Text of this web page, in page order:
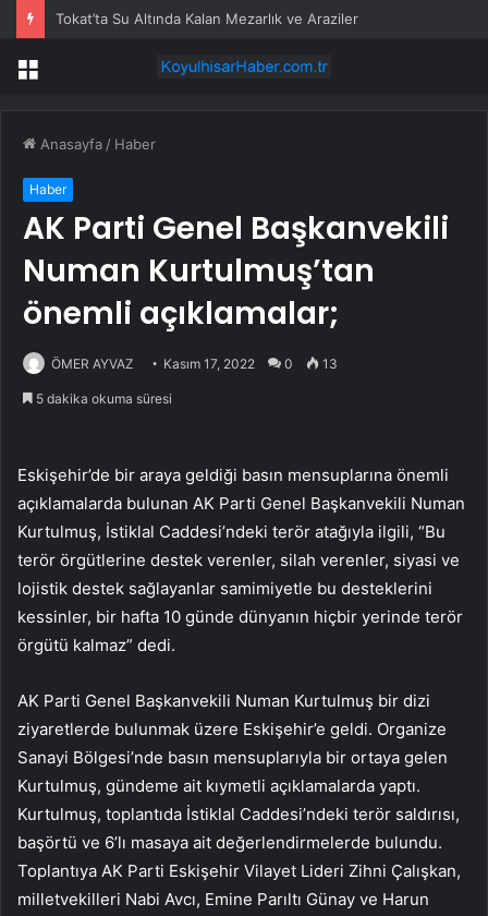
Tokat’ta Su Altında Kalan Mezarlık ve Araziler
Menü
Anasayfa / Haber
Haber
AK Parti Genel Başkanvekili
Numan Kurtulmuş’tan
önemli açıklamalar;
ÖMER AYVAZ Kasım 17, 2022 0 13
5 dakika okuma süresi
Eskişehir’de bir araya geldiği basın mensuplarına önemli
açıklamalarda bulunan AK Parti Genel Başkanvekili Numan
Kurtulmuş, İstiklal Caddesi’ndeki terör atağıyla ilgili, “Bu
terör örgütlerine destek verenler, silah verenler, siyasi ve
lojistik destek sağlayanlar samimiyetle bu desteklerini
kessinler, bir hafta 10 günde dünyanın hiçbir yerinde terör
örgütü kalmaz” dedi.
AK Parti Genel Başkanvekili Numan Kurtulmuş bir dizi
ziyaretlerde bulunmak üzere Eskişehir’e geldi. Organize
Sanayi Bölgesi’nde basın mensuplarıyla bir ortaya gelen
Kurtulmuş, gündeme ait kıymetli açıklamalarda yaptı.
Kurtulmuş, toplantıda İstiklal Caddesi’ndeki terör saldırısı,
başörtü ve 6’lı masaya ait değerlendirmelerde bulundu.
Toplantıya AK Parti Eskişehir Vilayet Lideri Zihni Çalışkan,
milletvekilleri Nabi Avcı, Emine Parıltı Günay ve Harun